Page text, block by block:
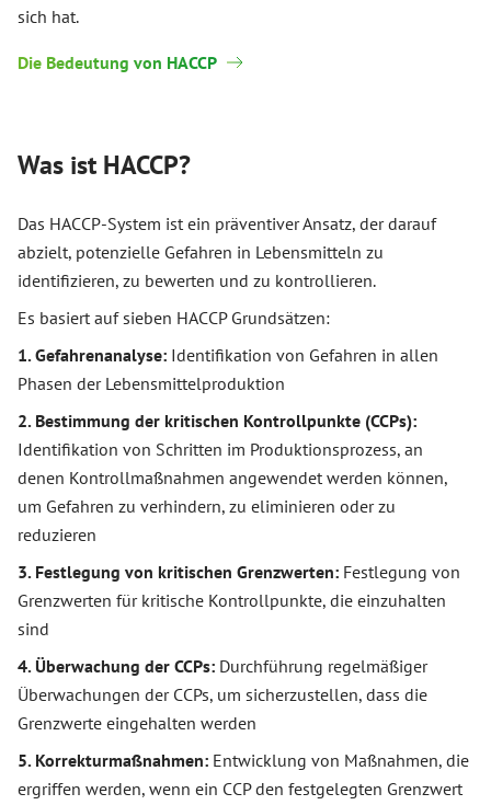
sich hat.
Die Bedeutung von HACCP
Was ist HACCP?
Das HACCP-System ist ein präventiver Ansatz, der darauf
abzielt, potenzielle Gefahren in Lebensmitteln zu
identifizieren, zu bewerten und zu kontrollieren.
Es basiert auf sieben HACCP Grundsätzen:
1. Gefahrenanalyse: Identifikation von Gefahren in allen
Phasen der Lebensmittelproduktion
2. Bestimmung der kritischen Kontrollpunkte (CCPs):
Identifikation von Schritten im Produktionsprozess, an
denen Kontrollmaßnahmen angewendet werden können,
um Gefahren zu verhindern, zu eliminieren oder zu
reduzieren
3. Festlegung von kritischen Grenzwerten: Festlegung von
Grenzwerten für kritische Kontrollpunkte, die einzuhalten
sind
4. Überwachung der CCPs: Durchführung regelmäßiger
Überwachungen der CCPs, um sicherzustellen, dass die
Grenzwerte eingehalten werden
5. Korrekturmaßnahmen: Entwicklung von Maßnahmen, die
ergriffen werden, wenn ein CCP den festgelegten Grenzwert